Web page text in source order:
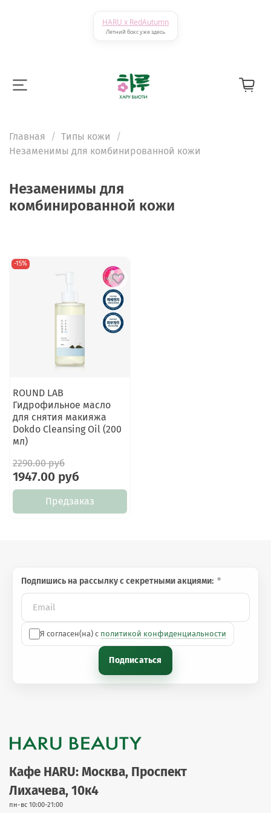
HARU x RedAutumn
Летний бокс уже здесь
Главная
Типы кожи
Незаменимы для комбинированной кожи
Незаменимы для
комбинированной кожи
-15%
ROUND LAB
Гидрофильное масло
для снятия макияжа
Dokdo Cleansing Oil (200
мл)
2290.00 руб
1947.00 руб
Предзаказ
Подпишись на рассылку с секретными акциями:
Я согласен(на) с политикой конфиденциальности
Подписаться
Кафе HARU: Москва, Проспект
Лихачева, 10к4
пн-вс 10:00-21:00